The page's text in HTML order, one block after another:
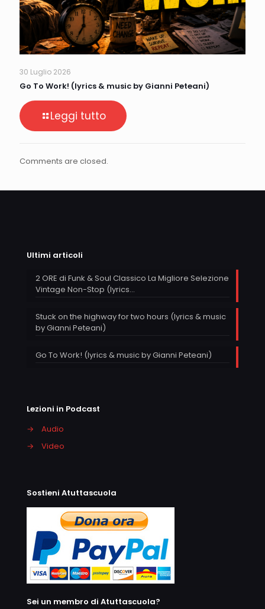
30 Luglio 2026
Go To Work! (lyrics & music by Gianni Peteani)
Leggi tutto
Comments are closed.
Ultimi articoli
2 ORE di Funk & Soul Classico La Migliore Selezione
Vintage Non-Stop (lyrics…
Stuck on the highway for two hours (lyrics & music
by Gianni Peteani)
Go To Work! (lyrics & music by Gianni Peteani)
Lezioni in Podcast
→
Audio
→
Video
Sostieni Atuttascuola
Sei un membro di Atuttascuola?